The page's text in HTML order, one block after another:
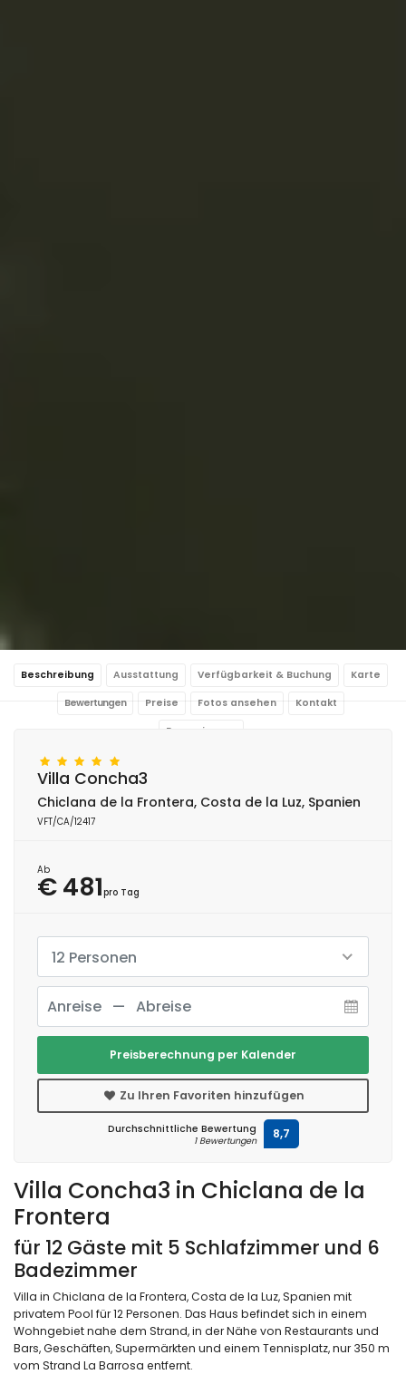
Beschreibung Ausstattung Verfügbarkeit & Buchung Karte
Bewertungen Preise Fotos ansehen Kontakt
Reservierung
Villa Concha3 in Chiclana de la
Frontera
für 12 Gäste mit 5 Schlafzimmer und 6
Badezimmer
Villa in Chiclana de la Frontera, Costa de la Luz, Spanien mit
privatem Pool für 12 Personen. Das Haus befindet sich in einem
Wohngebiet nahe dem Strand, in der Nähe von Restaurants und
Bars, Geschäften, Supermärkten und einem Tennisplatz, nur 350 m
vom Strand La Barrosa entfernt.
Villa Concha3
Chiclana de la Frontera, Costa de la Luz, Spanien
VFT/CA/12417
Ab
€ 481pro Tag
12 Personen
Preisberechnung per Kalender
Zu Ihren Favoriten hinzufügen
Durchschnittliche Bewertung
1 Bewertungen 8,7